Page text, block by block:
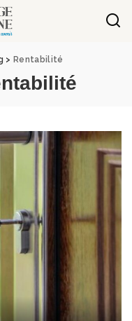
> Rentabilité